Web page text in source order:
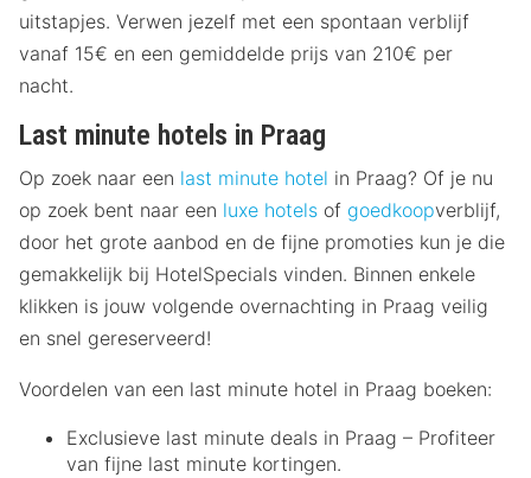
uitstapjes. Verwen jezelf met een spontaan verblijf
vanaf 15€ en een gemiddelde prijs van 210€ per
nacht.
Last minute hotels in Praag
Op zoek naar een last minute hotel in Praag? Of je nu
op zoek bent naar een luxe hotels of goedkoopverblijf,
door het grote aanbod en de fijne promoties kun je die
gemakkelijk bij HotelSpecials vinden. Binnen enkele
klikken is jouw volgende overnachting in Praag veilig
en snel gereserveerd!
Voordelen van een last minute hotel in Praag boeken:
Exclusieve last minute deals in Praag – Profiteer
van fijne last minute kortingen.